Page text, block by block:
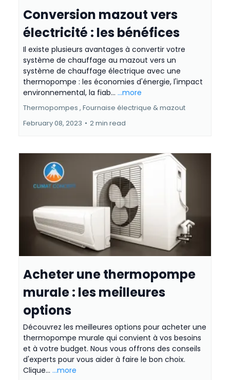
Conversion mazout vers
électricité : les bénéfices
Il existe plusieurs avantages à convertir votre
système de chauffage au mazout vers un
système de chauffage électrique avec une
thermopompe : les économies d'énergie, l'impact
environnemental, la fiab... ...more
Thermopompes , Fournaise électrique &mazout
February 08, 2023 • 2 min read
Acheter une thermopompe
murale : les meilleures
options
Découvrez les meilleures options pour acheter une
thermopompe murale qui convient à vos besoins
et à votre budget. Nous vous offrons des conseils
d'experts pour vous aider à faire le bon choix.
Clique... ...more